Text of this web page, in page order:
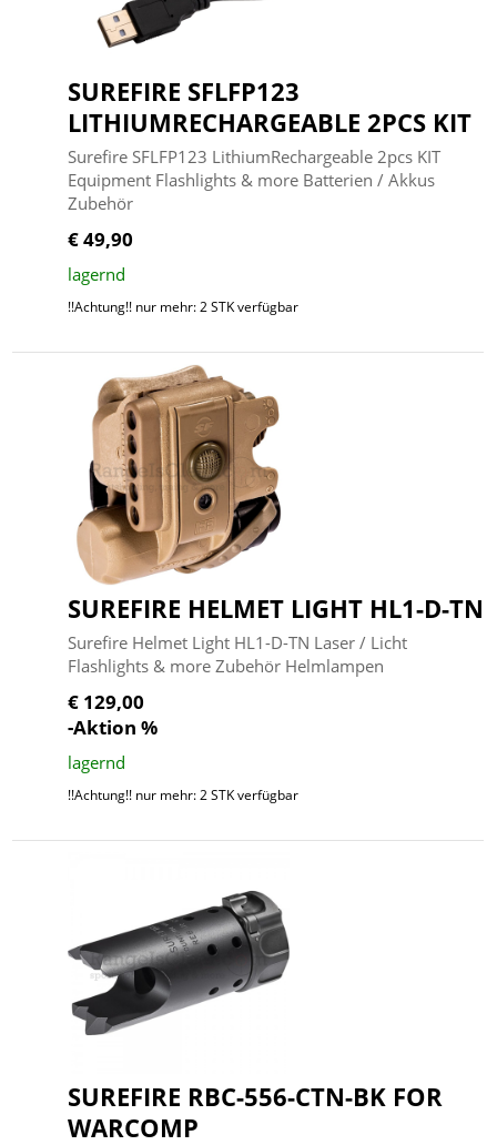
SUREFIRE SFLFP123
LITHIUMRECHARGEABLE 2PCS KIT
Surefire SFLFP123 LithiumRechargeable 2pcs KIT
Equipment Flashlights & more Batterien / Akkus
Zubehör
€ 49,90
lagernd
!!Achtung!! nur mehr: 2 STK verfügbar
SUREFIRE HELMET LIGHT HL1-D-TN
Surefire Helmet Light HL1-D-TN Laser / Licht
Flashlights & more Zubehör Helmlampen
€ 129,00
-Aktion %
lagernd
!!Achtung!! nur mehr: 2 STK verfügbar
SUREFIRE RBC-556-CTN-BK FOR
WARCOMP